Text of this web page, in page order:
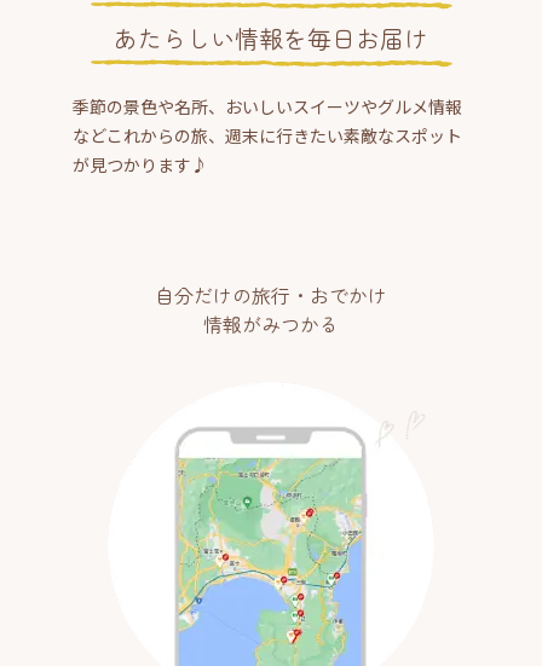
あたらしい情報を毎日お届け
季節の景色や名所、おいしいスイーツやグルメ情報
などこれからの旅、週末に行きたい素敵なスポット
が見つかります♪
自分だけの旅行・おでかけ
情報がみつかる